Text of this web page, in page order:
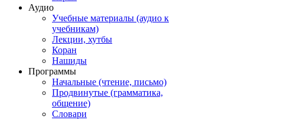
Аудио
Учебные материалы (аудио к
учебникам)
Лекции, хутбы
Коран
Нашиды
Программы
Начальные (чтение, письмо)
Продвинутые (грамматика,
общение)
Словари